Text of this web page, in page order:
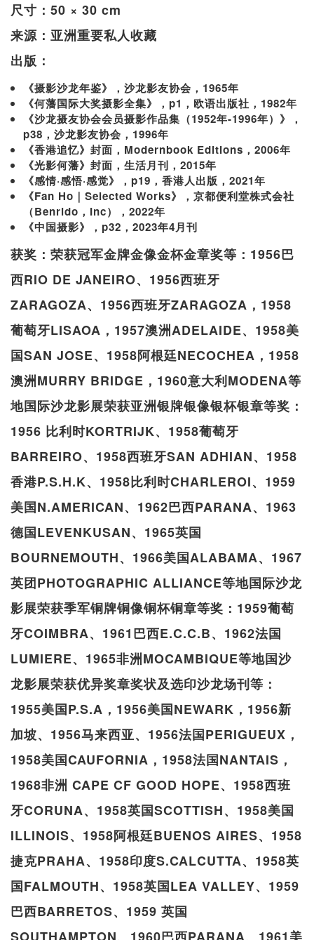
尺寸：50 × 30 cm
来源：亚洲重要私人收藏
出版：
《摄影沙龙年鉴》，沙龙影友协会，1965年
《何藩国际大奖摄影全集》，p1，欧语出版社，1982年
《沙龙摄友协会会员摄影作品集（1952年-1996年）》，
p38，沙龙影友协会，1996年
《香港追忆》封面，Modernbook Editions，2006年
《光影何藩》封面，生活月刊，2015年
《感情·感悟·感觉》，p19，香港人出版，2021年
《Fan Ho｜Selected Works》，京都便利堂株式会社
（Benrido，Inc），2022年
《中国摄影》，p32，2023年4月刊
获奖：荣获冠军金牌金像金杯金章奖等：1956巴
西RIO DE JANEIRO、1956西班牙
ZARAGOZA、1956西班牙ZARAGOZA，1958
葡萄牙LISAOA，1957澳洲ADELAIDE、1958美
国SAN JOSE、1958阿根廷NECOCHEA，1958
澳洲MURRY BRIDGE，1960意大利MODENA等
地国际沙龙影展荣获亚洲银牌银像银杯银章等奖：
1956 比利时KORTRIJK、1958葡萄牙
BARREIRO、1958西班牙SAN ADHIAN、1958
香港P.S.H.K、1958比利时CHARLEROI、1959
美国N.AMERICAN、1962巴西PARANA、1963
德国LEVENKUSAN、1965英国
BOURNEMOUTH、1966美国ALABAMA、1967
英团PHOTOGRAPHIC ALLIANCE等地国际沙龙
影展荣获季军铜牌铜像铜杯铜章等奖：1959葡萄
牙COIMBRA、1961巴西E.C.C.B、1962法国
LUMIERE、1965非洲MOCAMBIQUE等地国沙
龙影展荣获优异奖章奖状及选印沙龙场刊等：
1955美国P.S.A，1956美国NEWARK，1956新
加坡、1956马来西亚、1956法国PERIGUEUX，
1958美国CAUFORNIA，1958法国NANTAIS，
1968非洲 CAPE CF GOOD HOPE、1958西班
牙CORUNA、1958英国SCOTTISH、1958美国
ILLINOIS、1958阿根廷BUENOS AIRES、1958
捷克PRAHA、1958印度S.CALCUTTA、1958英
国FALMOUTH、1958英国LEA VALLEY、1959
巴西BARRETOS、1959 英国